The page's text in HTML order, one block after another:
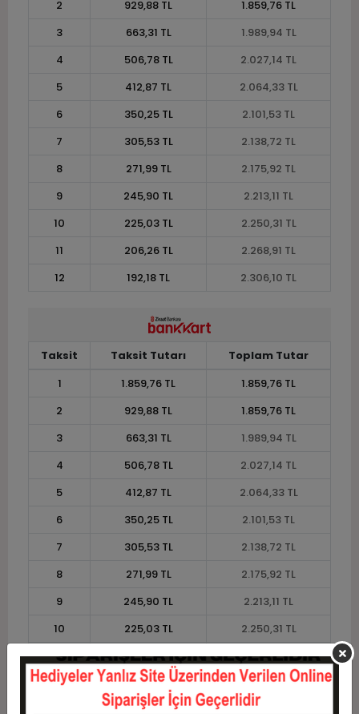
2
929,88 TL
1.859,76 TL
3
663,31 TL
1.989,94 TL
4
506,78 TL
2.027,14 TL
5
412,87 TL
2.064,33 TL
6
350,25 TL
2.101,53 TL
7
305,53 TL
2.138,72 TL
8
271,99 TL
2.175,92 TL
9
245,90 TL
2.213,11 TL
10
225,03 TL
2.250,31 TL
11
206,26 TL
2.268,91 TL
12
192,18 TL 2.306,10 TL
Taksit Taksit Tutarı
Toplam Tutar
1
1.859,76 TL
1.859,76 TL
2
929,88 TL
1.859,76 TL
3
663,31 TL
1.989,94 TL
4
506,78 TL
2.027,14 TL
5
412,87 TL
2.064,33 TL
6
350,25 TL
2.101,53 TL
7
305,53 TL
2.138,72 TL
8
271,99 TL
2.175,92 TL
9
245,90 TL
2.213,11 TL
10
225,03 TL
2.250,31 TL
11
206,26 TL
2.268,91 TL
12
192,18 TL 2.306,10 TL